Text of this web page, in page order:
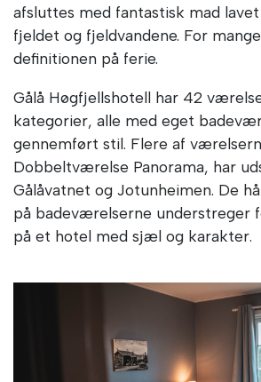
afsluttes med fantastisk mad
fjeldet og fjeldvandene. For
definitionen på ferie.
Gålå Høgfjellshotell har 42
kategorier, alle med eget
gennemført stil. Flere af
Dobbeltværelse Panorama, har
Gålåvatnet og Jotunheimen. De
på badeværelserne understreger
på et hotel med sjæl og karakter.